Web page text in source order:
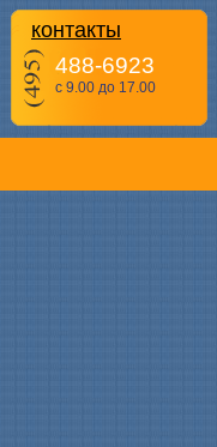
контакты
488-6923
с 9.00 до 17.00